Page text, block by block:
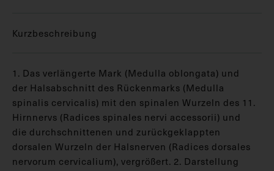
Kurzbeschreibung
1. Das verlängerte Mark (Medulla oblongata) und
der Halsabschnitt des Rückenmarks (Medulla
spinalis cervicalis) mit den spinalen Wurzeln des 11.
Hirnnervs (Radices spinales nervi accessorii) und
die durchschnittenen und zurückgeklappten
dorsalen Wurzeln der Halsnerven (Radices dorsales
nervorum cervicalium), vergrößert. 2. Darstellung